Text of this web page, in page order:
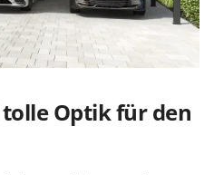
tolle Optik für den